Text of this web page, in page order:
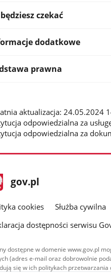
czekać
dodatkowe
prawna
aktualizacja: 24.05.2024
odpowiedzialna za
odpowiedzialna za
Strona
gov.pl
gov.pl
cookies Służba cywilna
dostępności serwisu
dostępne w domenie www.gov.pl
(adres e-mail oraz dobrowolnie
się w ich politykach przetwarzania